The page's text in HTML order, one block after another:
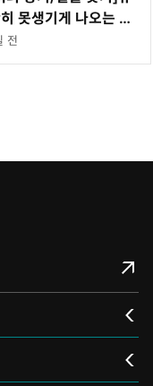
못생기게 나오는 카
전